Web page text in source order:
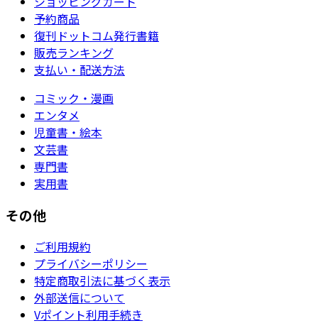
予約商品
復刊ドットコム発行書籍
販売ランキング
支払い・配送方法
コミック・漫画
エンタメ
児童書・絵本
文芸書
専門書
実用書
その他
ご利用規約
プライバシーポリシー
特定商取引法に基づく表示
外部送信について
Vポイント利用手続き